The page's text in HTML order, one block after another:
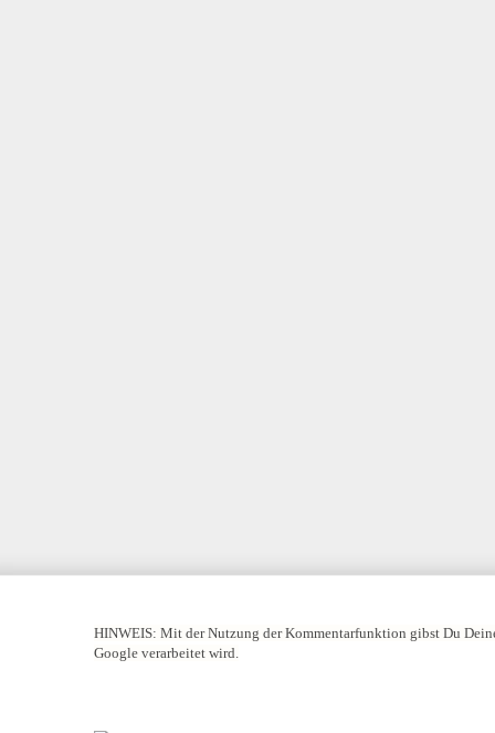
HINWEIS: Mit der Nutzung der Kommentarfunktion gibst Du
Google verarbeitet wird.